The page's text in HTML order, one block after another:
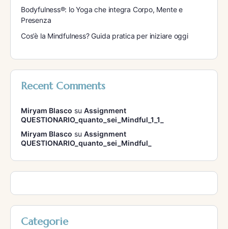
Bodyfulness®: lo Yoga che integra Corpo, Mente e
Presenza
Cos’è la Mindfulness? Guida pratica per iniziare oggi
Recent Comments
Miryam Blasco su Assignment
QUESTIONARIO_quanto_sei_Mindful_1_1_
Miryam Blasco su Assignment
QUESTIONARIO_quanto_sei_Mindful_
Categorie